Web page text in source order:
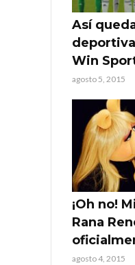
Así
Win
agosto 5, 2015
¡Oh no!
Rana
agosto 4, 2015